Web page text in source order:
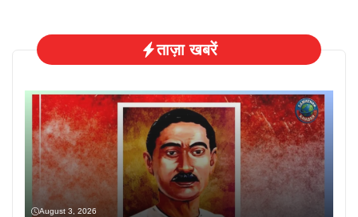
ताज़ा खबरें
August 3, 2026